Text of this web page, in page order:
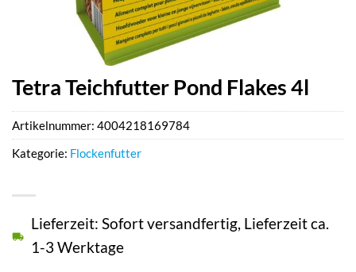
Tetra Teichfutter Pond Flakes 4l
Lieferzeit: Sofort versandfertig, Lieferzeit ca.
1-3 Werktage
Artikelnummer: 4004218169784
Kategorie: Flockenfutter